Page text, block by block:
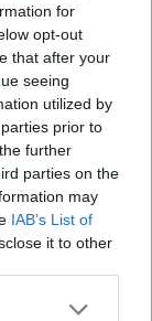
for
opt-out
that after your
seeing
utilized by
prior to
further
parties on the
may
IAB’s List of
it to other
η νέα
ένεση που
καρκίνο